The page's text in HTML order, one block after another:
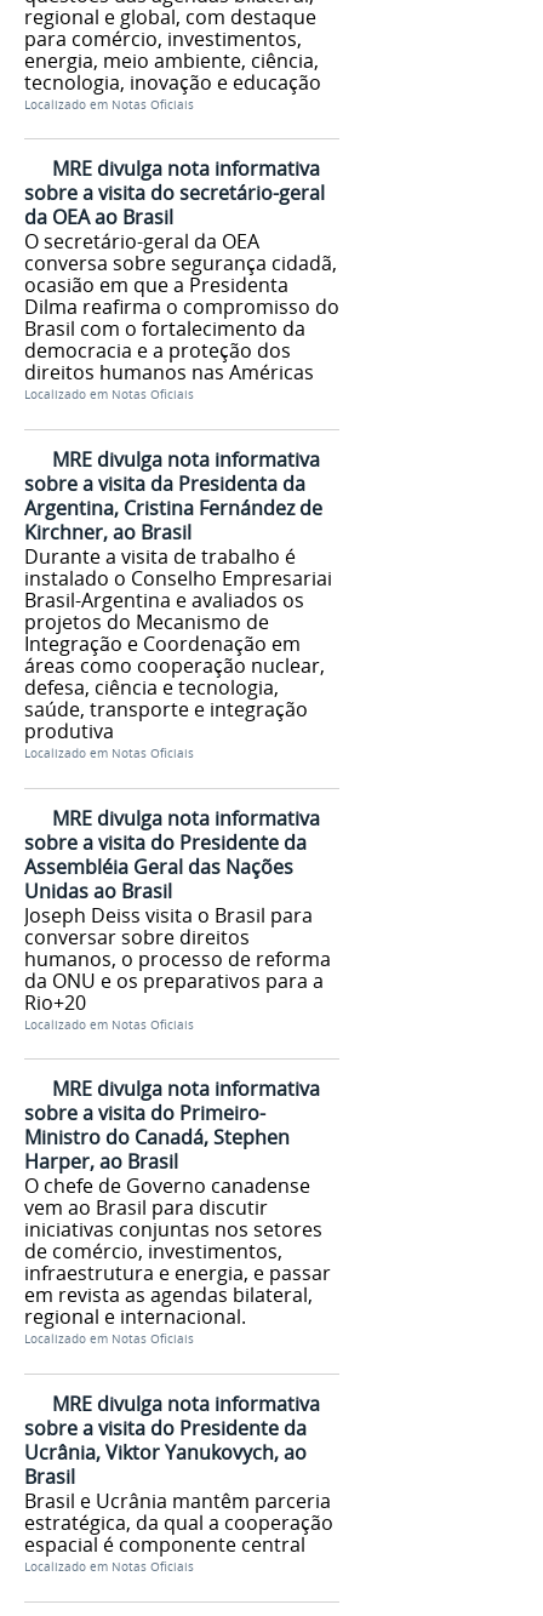
regional e global, com destaque
para comércio, investimentos,
energia, meio ambiente, ciência,
tecnologia, inovação e educação
Localizado em Notas Oficiais
MRE divulga nota informativa
sobre a visita do secretário-geral
da OEA ao Brasil
O secretário-geral da OEA
conversa sobre segurança cidadã,
ocasião em que a Presidenta
Dilma reafirma o compromisso do
Brasil com o fortalecimento da
democracia e a proteção dos
direitos humanos nas Américas
Localizado em Notas Oficiais
MRE divulga nota informativa
sobre a visita da Presidenta da
Argentina, Cristina Fernández de
Kirchner, ao Brasil
Durante a visita de trabalho é
instalado o Conselho Empresariai
Brasil-Argentina e avaliados os
projetos do Mecanismo de
Integração e Coordenação em
áreas como cooperação nuclear,
defesa, ciência e tecnologia,
saúde, transporte e integração
produtiva
Localizado em Notas Oficiais
MRE divulga nota informativa
sobre a visita do Presidente da
Assembléia Geral das Nações
Unidas ao Brasil
Joseph Deiss visita o Brasil para
conversar sobre direitos
humanos, o processo de reforma
da ONU e os preparativos para a
Rio+20
Localizado em Notas Oficiais
MRE divulga nota informativa
sobre a visita do Primeiro-
Ministro do Canadá, Stephen
Harper, ao Brasil
O chefe de Governo canadense
vem ao Brasil para discutir
iniciativas conjuntas nos setores
de comércio, investimentos,
infraestrutura e energia, e passar
em revista as agendas bilateral,
regional e internacional.
Localizado em Notas Oficiais
MRE divulga nota informativa
sobre a visita do Presidente da
Ucrânia, Viktor Yanukovych, ao
Brasil
Brasil e Ucrânia mantêm parceria
estratégica, da qual a cooperação
espacial é componente central
Localizado em Notas Oficiais